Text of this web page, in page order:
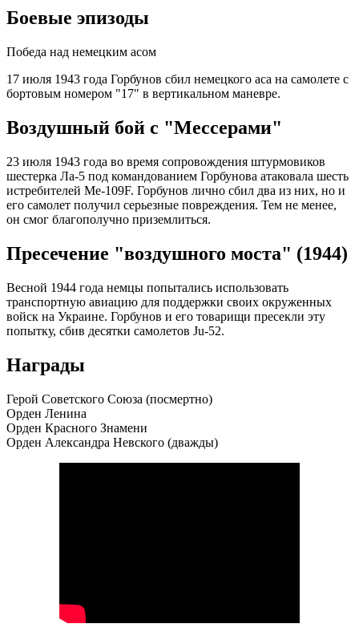
Боевые эпизоды
Победа над немецким асом
17 июля 1943 года Горбунов сбил немецкого аса на самолете с
бортовым номером "17" в вертикальном маневре.
Воздушный бой с "Мессерами"
23 июля 1943 года во время сопровождения штурмовиков
шестерка Ла-5 под командованием Горбунова атаковала шесть
истребителей Ме-109F. Горбунов лично сбил два из них, но и
его самолет получил серьезные повреждения. Тем не менее,
он смог благополучно приземлиться.
Пресечение "воздушного моста" (1944)
Весной 1944 года немцы попытались использовать
транспортную авиацию для поддержки своих окруженных
войск на Украине. Горбунов и его товарищи пресекли эту
попытку, сбив десятки самолетов Ju-52.
Награды
Герой Советского Союза (посмертно)
Орден Ленина
Орден Красного Знамени
Орден Александра Невского (дважды)